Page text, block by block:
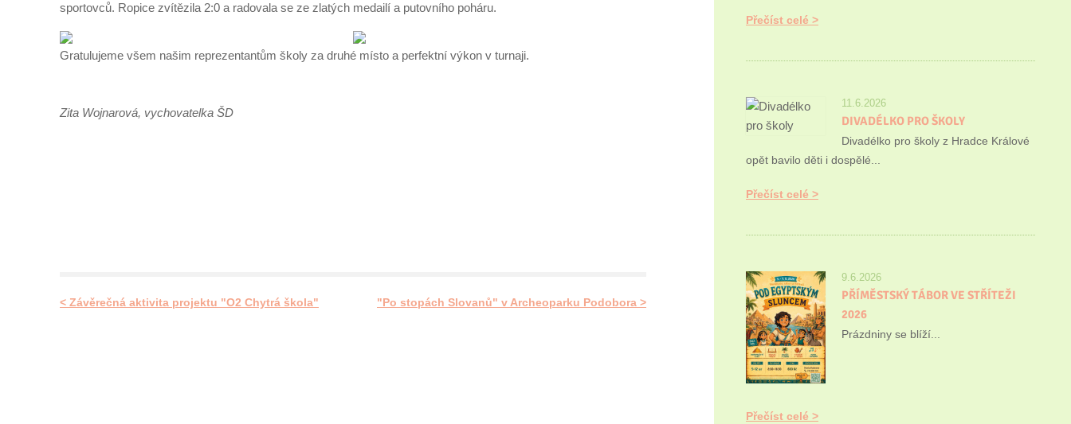
sportovců. Ropice zvítězila 2:0 a radovala se ze zlatých medailí a putovního poháru.
Gratulujeme všem našim reprezentantům školy za druhé místo a perfektní výkon v turnaji.
Zita Wojnarová, vychovatelka ŠD
< Závěrečná aktivita projektu "O2 Chytrá škola" "Po stopách Slovanů" v Archeoparku Podobora >
Přečíst celé
11.6.2026
DIVADÉLKO PRO ŠKOLY
Divadélko pro školy z Hradce Králové
opět bavilo děti i dospělé...
Přečíst celé
9.6.2026
PŘÍMĚSTSKÝ TÁBOR VE STŘÍTEŽI
2026
Prázdniny se blíží...
Přečíst celé